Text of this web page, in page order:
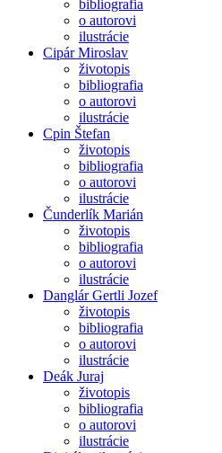
bibliografia
o autorovi
ilustrácie
Cipár Miroslav
životopis
bibliografia
o autorovi
ilustrácie
Cpin Štefan
životopis
bibliografia
o autorovi
ilustrácie
Čunderlík Marián
životopis
bibliografia
o autorovi
ilustrácie
Danglár Gertli Jozef
životopis
bibliografia
o autorovi
ilustrácie
Deák Juraj
životopis
bibliografia
o autorovi
ilustrácie